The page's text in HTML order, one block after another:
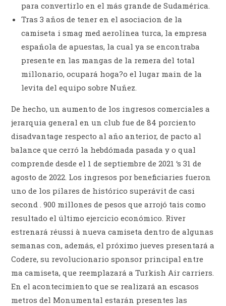
para convertirlo en el más grande de Sudamérica.
Tras 3 años de tener en el asociacion de la
camiseta i smag med aerolínea turca, la empresa
española de apuestas, la cual ya se encontraba
presente en las mangas de la remera del total
millonario, ocupará hoga?o el lugar main de la
levita del equipo sobre Nuñez.
De hecho, un aumento de los ingresos comerciales a
jerarquia general en un club fue de 84 porciento
disadvantage respecto al año anterior, de pacto al
balance que cerró la hebdómada pasada y o qual
comprende desde el 1 de septiembre de 2021 ‘s 31 de
agosto de 2022. Los ingresos por beneficiaries fueron
uno de los pilares de histórico superávit de casi
second . 900 millones de pesos que arrojó tais como
resultado el último ejercicio económico. River
estrenará réussi à nueva camiseta dentro de algunas
semanas con, además, el próximo jueves presentará a
Codere, su revolucionario sponsor principal entre
ma camiseta, que reemplazará a Turkish Air carriers.
En el acontecimiento que se realizará an escasos
metros del Monumental estarán presentes las